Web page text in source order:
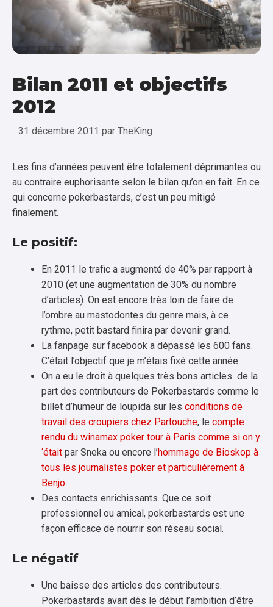
Bilan 2011 et objectifs
2012
31 décembre 2011 par TheKing
Les fins d’années peuvent être totalement déprimantes ou
au contraire euphorisante selon le bilan qu’on en fait. En ce
qui concerne pokerbastards, c’est un peu mitigé
finalement.
Le positif:
En 2011 le trafic a augmenté de 40% par rapport à
2010 (et une augmentation de 30% du nombre
d’articles). On est encore très loin de faire de
l’ombre au mastodontes du genre mais, à ce
rythme, petit bastard finira par devenir grand.
La fanpage sur facebook a dépassé les 600 fans.
C’était l’objectif que je m’étais fixé cette année.
On a eu le droit à quelques très bons articles de la
part des contributeurs de Pokerbastards comme le
billet d’humeur de loupida sur les conditions de
travail des croupiers chez Partouche, le compte
rendu du winamax poker tour à Paris comme si on y
‘était par Sneka ou encore l’hommage de Bioskop à
tous les journalistes poker et particulièrement à
Benjo.
Des contacts enrichissants. Que ce soit
professionnel ou amical, pokerbastards est une
façon efficace de nourrir son réseau social.
Le négatif
Une baisse des articles des contributeurs.
Pokerbastards avait dès le début l’ambition d’être